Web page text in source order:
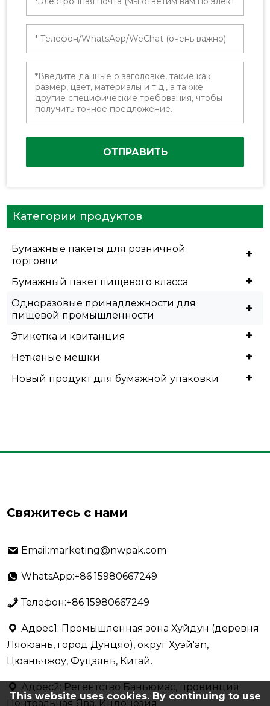
ОТПРАВИТЬ
Категории продуктов
+
Бумажные пакеты для розничной
торговли
+
Бумажный пакет пищевого класса
+
Одноразовые принадлежности для
пищевой промышленности
+
Этикетка и квитанция
+
Нетканые мешки
+
Новый продукт для бумажной упаковки
Свяжитесь с нами
Email:marketing@nwpak.com
WhatsApp:+86 15980667249
Телефон:+86 15980667249
Адрес1: Промышленная зона Хуйдун (деревня
Ляоюань, город Дунцяо), округ Хуэй'an,
Цюаньчжоу, Фуцзянь, Китай.
Адрес2: Регентство Баньюмас, провинция
Центральная Ява, Индонезия
This website uses cookies. By continuing to use